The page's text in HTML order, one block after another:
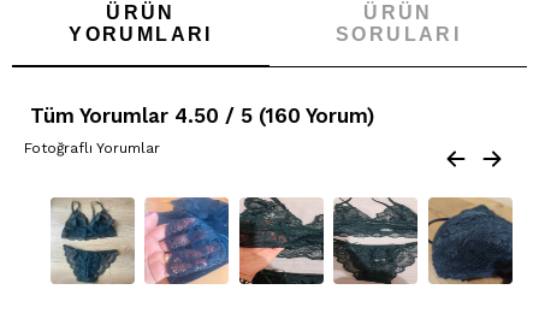
ÜRÜN
YORUMLARI
ÜRÜN
SORULARI
Tüm Yorumlar 4.50 / 5 (160 Yorum)
Fotoğraflı Yorumlar